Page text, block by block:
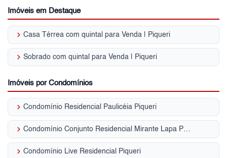
Imóveis em Destaque
keyboard_arrow_right Casa Térrea com quintal para Venda | Piqueri
keyboard_arrow_right Sobrado com quintal para Venda | Piqueri
Imóveis por Condomínios
keyboard_arrow_right Condomínio Residencial Paulicéia Piqueri
keyboard_arrow_right Condomínio Conjunto Residencial Mirante Lapa Piqueri
keyboard_arrow_right Condomínio Live Residencial Piqueri